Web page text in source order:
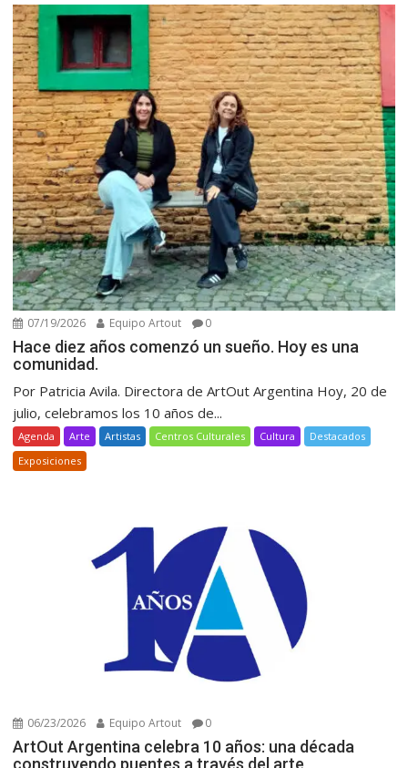
07/19/2026 Equipo Artout 0
Hace diez años comenzó un sueño. Hoy es una
comunidad.
Por Patricia Avila. Directora de ArtOut Argentina Hoy, 20 de
julio, celebramos los 10 años de...
Agenda Arte Artistas Centros Culturales Cultura
Destacados
Exposiciones
06/23/2026 Equipo Artout 0
ArtOut Argentina celebra 10 años: una década